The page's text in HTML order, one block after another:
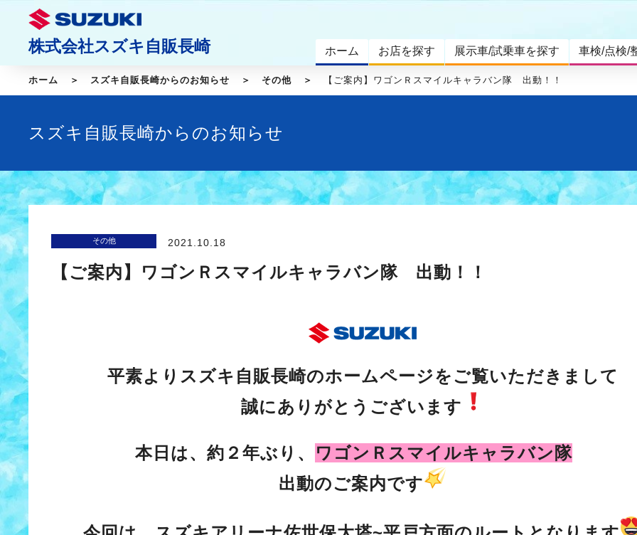
株式会社スズキ自販長崎 ホーム お店を探す 展示車/試乗車を探す 車検/点検/
ホーム スズキ自販長崎からのお知らせ その他 【ご案内】ワゴンＲスマイルキャラバン隊 出動！！
スズキ自販長崎からのお知らせ
その他 2021.10.18
【ご案内】ワゴンＲスマイルキャラバン隊 出動！！
平素よりスズキ自販長崎のホームページをご覧いただきまして
誠にありがとうございます
本日は、約２年ぶり、
ワゴンＲスマイルキャラバン隊
出動のご案内です